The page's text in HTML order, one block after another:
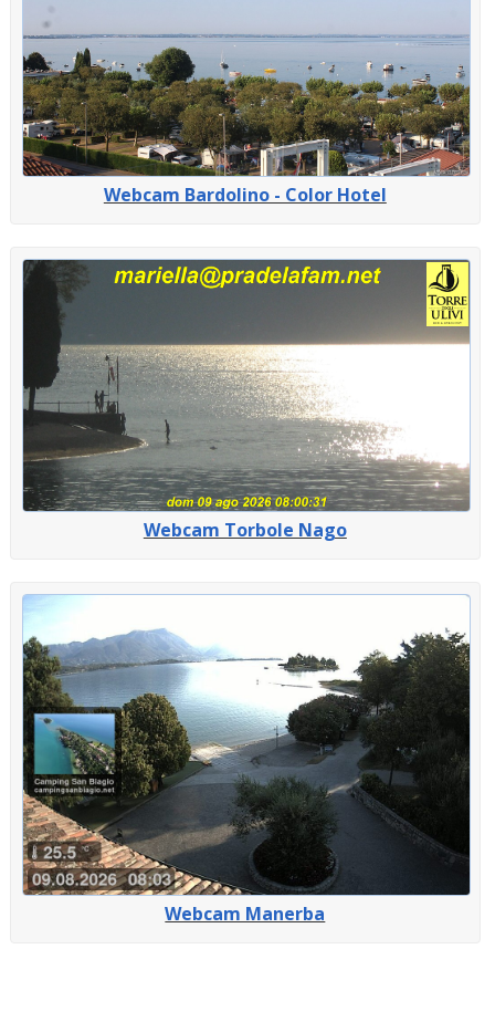
Webcam Bardolino - Color Hotel
Webcam Torbole Nago
Webcam Manerba